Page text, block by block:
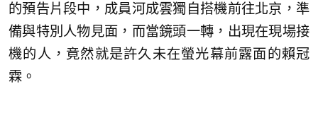
的預告片段中，成員河成雲獨自搭機前往北京，準
備與特別人物見面，而當鏡頭一轉，出現在現場接
機的人，竟然就是許久未在螢光幕前露面的賴冠
霖。